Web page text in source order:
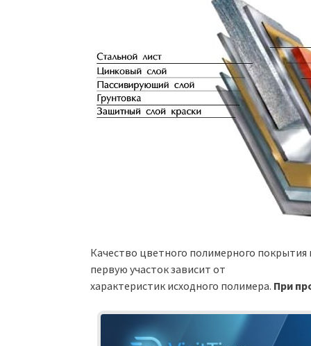
Качество цветного полимерного покрытия
первую участок зависит от
характеристик исходного полимера. При